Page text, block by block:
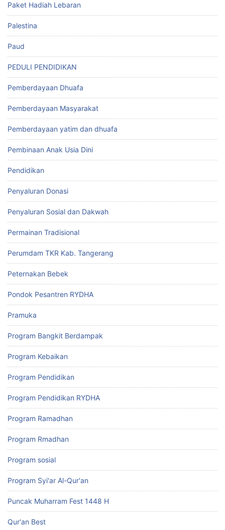
Paket Hadiah Lebaran
Palestina
Paud
PEDULI PENDIDIKAN
Pemberdayaan Dhuafa
Pemberdayaan Masyarakat
Pemberdayaan yatim dan dhuafa
Pembinaan Anak Usia Dini
Pendidikan
Penyaluran Donasi
Penyaluran Sosial dan Dakwah
Permainan Tradisional
Perumdam TKR Kab. Tangerang
Peternakan Bebek
Pondok Pesantren RYDHA
Pramuka
Program Bangkit Berdampak
Program Kebaikan
Program Pendidikan
Program Pendidikan RYDHA
Program Ramadhan
Program Rmadhan
Program sosial
Program Syi'ar Al-Qur'an
Puncak Muharram Fest 1448 H
Qur'an Best